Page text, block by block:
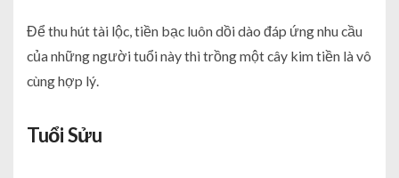
Để thu hút tài lộc, tiền bạc luôn dồi dào đáp ứng nhu cầu
của những người tuổi này thì trồng một cây kim tiền là vô
cùng hợp lý.
Tuổi Sửu